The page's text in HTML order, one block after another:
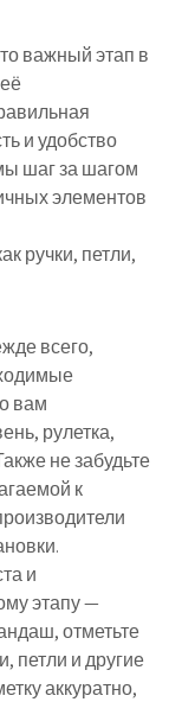
важный этап в
и удобство
шаг за шагом
элементов
ручки, петли,
всего,
вам
рулетка,
не забудьте
к
и
этапу —
отметьте
петли и другие
аккуратно,